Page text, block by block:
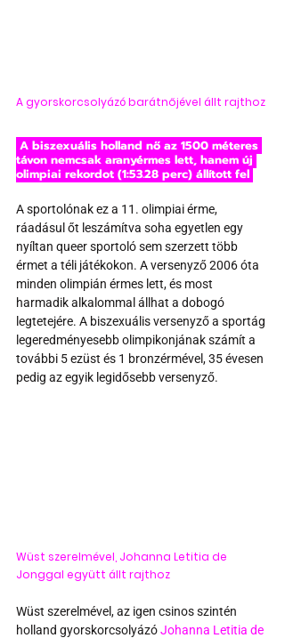
A gyorskorcsolyázó barátnőjével állt rajthoz
távon nemcsak aranyérmes lett, hanem új
olimpiai rekordot (1:53.28 perc) állított fel
A sportolónak ez a 11. olimpiai érme,
ráadásul őt leszámítva soha egyetlen egy
nyíltan queer sportoló sem szerzett több
érmet a téli játékokon. A versenyző 2006 óta
minden olimpián érmes lett, és most
harmadik alkalommal állhat a dobogó
legtetejére. A biszexuális versenyző a sportág
legeredményesebb olimpikonjának számít a
további 5 ezüst és 1 bronzérmével, 35 évesen
pedig az egyik legidősebb versenyző.
Wüst szerelmével, Johanna Letitia de
Jonggal együtt állt rajthoz
Wüst szerelmével, az igen csinos szintén
holland gyorskorcsolyázó Johanna Letitia de